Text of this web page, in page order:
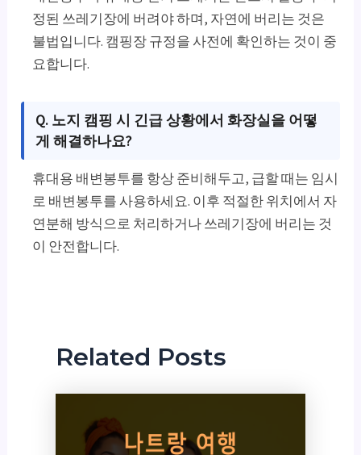
정된 쓰레기장에 버려야 하며, 자연에 버리는 것은
불법입니다. 캠핑장 규정을 사전에 확인하는 것이 중
요합니다.
Q. 노지 캠핑 시 긴급 상황에서 화장실을 어떻
게 해결하나요?
휴대용 배변봉투를 항상 준비해두고, 급할 때는 임시
로 배변봉투를 사용하세요. 이후 적절한 위치에서 자
연분해 방식으로 처리하거나 쓰레기장에 버리는 것
이 안전합니다.
Related Posts